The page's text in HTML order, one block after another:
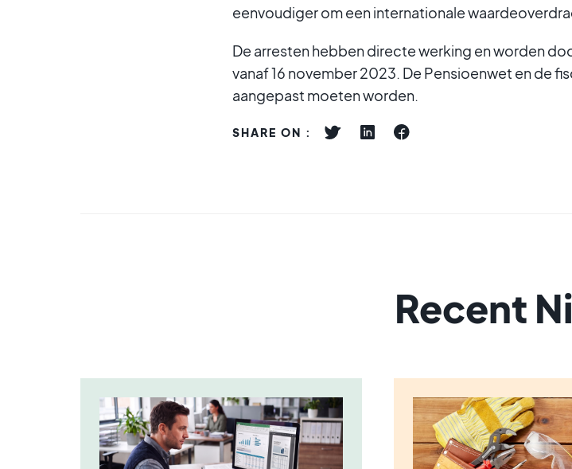
eenvoudiger om een internationale
De arresten hebben directe werking en worden
vanaf 16 november 2023. De Pensioenwet en de
aangepast moeten worden.
SHARE ON :
Recent